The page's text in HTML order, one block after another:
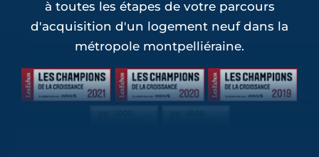
à toutes les étapes de votre parcours
d'acquisition d'un logement neuf dans la
métropole montpelliéraine.